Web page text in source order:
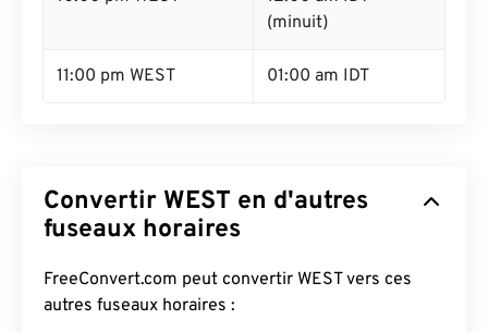
(minuit)
11:00 pm WEST 01:00 am IDT
Convertir WEST en d'autres
fuseaux horaires
FreeConvert.com peut convertir WEST vers ces
autres fuseaux horaires :